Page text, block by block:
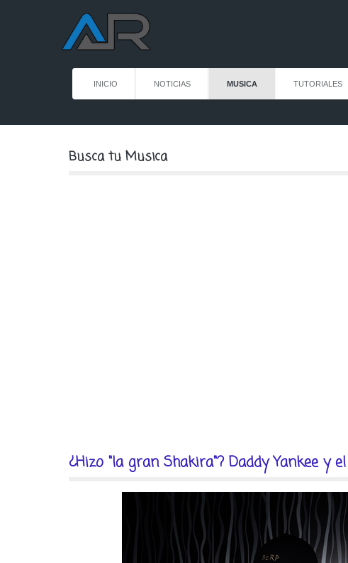
INICIO NOTICIAS MUSICA TUTORIALES
Busca tu Musica
¿Hizo "la gran Shakira"? Daddy Yankee y